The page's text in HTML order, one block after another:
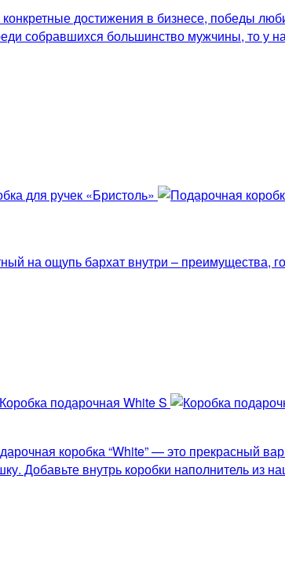
достижения в бизнесе, победы
собравшихся большинство мужчины, то у
на ощупь бархат внутри – преимущества,
коробка “White” — это прекрасный
Добавьте внутрь коробки наполнитель из